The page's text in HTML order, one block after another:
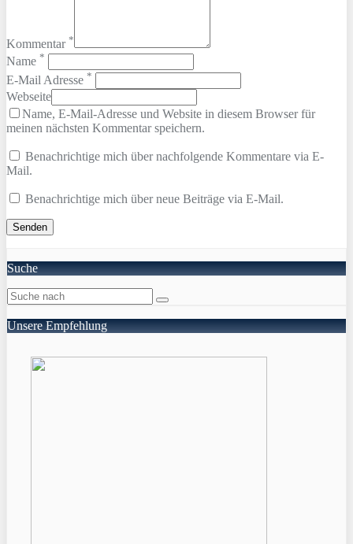
Kommentar *
Name *
E-Mail Adresse *
Webseite
Name, E-Mail-Adresse und Website in diesem Browser für
meinen nächsten Kommentar speichern.
Benachrichtige mich über nachfolgende Kommentare via E-
Mail.
Benachrichtige mich über neue Beiträge via E-Mail.
Suche
Unsere Empfehlung